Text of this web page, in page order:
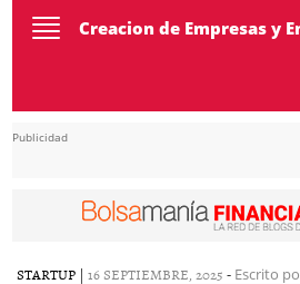
ToggleCreacion de Empresas y
Publicidad
STARTUP | 16 SEPTIEMBRE, 2025 - Escrito